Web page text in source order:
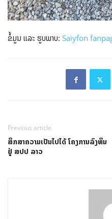
ຂໍ້ມູນ ແລະ ຮູບພາບ: Saiyfon
Previous article
ສຶກສາຄວາມເປັນໄປໄດ້ ໂຄງການລົງທຶນ
ຢູ່ ສປປ ລາວ